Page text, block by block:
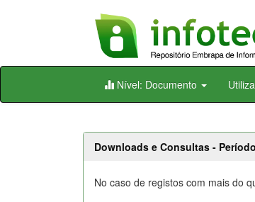
Skip
Nível: Documento
Downloads e Consultas -
No caso de registos com mais do